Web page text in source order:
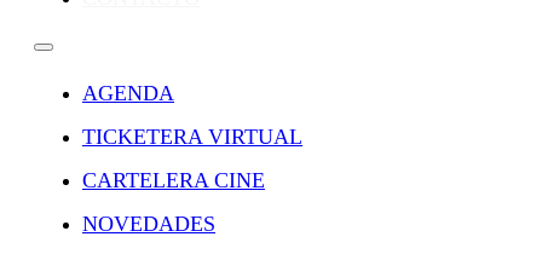
AGENDA
TICKETERA VIRTUAL
CARTELERA CINE
NOVEDADES